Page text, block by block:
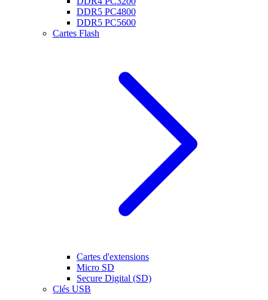
DDR5 PC4800
DDR5 PC5600
Cartes Flash
Cartes d'extensions
Micro SD
Secure Digital (SD)
Clés USB